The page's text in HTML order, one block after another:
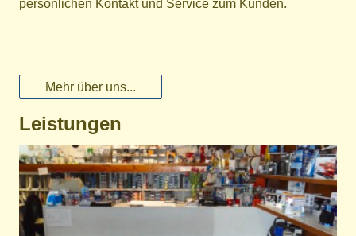
persönlichen Kontakt und Service zum Kunden.
Mehr über uns...
Leistungen